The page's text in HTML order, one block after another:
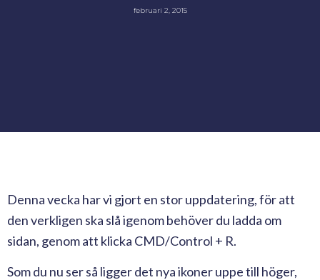
februari 2, 2015
Denna vecka har vi gjort en stor uppdatering, för att
den verkligen ska slå igenom behöver du ladda om
sidan, genom att klicka CMD/Control + R.
Som du nu ser så ligger det nya ikoner uppe till höger,